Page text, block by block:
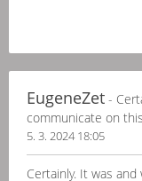
EugeneZet -
communicate on
5. 3. 2024 18:05
Certainly. It was